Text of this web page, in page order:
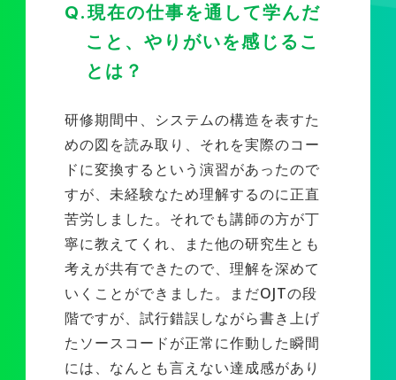
Q.現在の仕事を通して学んだ
こと、やりがいを感じるこ
とは？
研修期間中、システムの構造を表すた
めの図を読み取り、それを実際のコー
ドに変換するという演習があったので
すが、未経験なため理解するのに正直
苦労しました。それでも講師の方が丁
寧に教えてくれ、また他の研究生とも
考えが共有できたので、理解を深めて
いくことができました。まだOJTの段
階ですが、試行錯誤しながら書き上げ
たソースコードが正常に作動した瞬間
には、なんとも言えない達成感があり